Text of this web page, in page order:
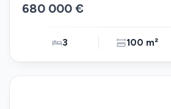
680 000 €
3 100 m²